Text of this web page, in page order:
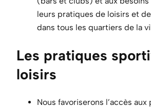
leurs pratiques de loisirs et
dans tous les quartiers de la
Les pratiques
loisirs
Nous favoriserons l’accès aux